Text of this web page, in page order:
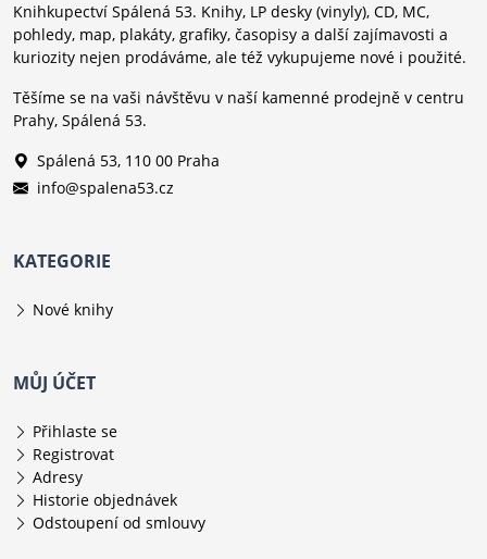
Knihkupectví Spálená 53. Knihy, LP desky (vinyly), CD, MC,
pohledy, map, plakáty, grafiky, časopisy a další zajímavosti a
kuriozity nejen prodáváme, ale též vykupujeme nové i použité.
Těšíme se na vaši návštěvu v naší kamenné prodejně v centru
Prahy, Spálená 53.
Spálená 53, 110 00 Praha
info@spalena53.cz
KATEGORIE
Nové knihy
MŮJ ÚČET
Přihlaste se
Registrovat
Adresy
Historie objednávek
Odstoupení od smlouvy